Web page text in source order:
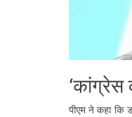
पीएम ने कहा कि